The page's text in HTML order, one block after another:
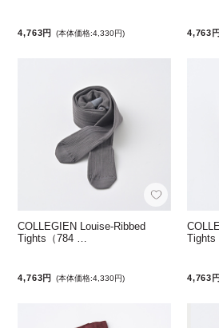
4,763円 (本体価格:4,330円) 4,763円
COLLEGIEN Louise-Ribbed
Tights（784 …
4,763円 (本体価格:4,330円) 4,763円